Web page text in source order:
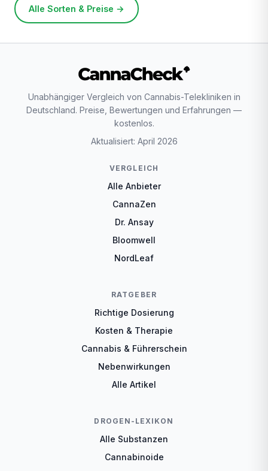
Alle Sorten & Preise →
Unabhängiger Vergleich von Cannabis-Telekliniken in
Deutschland. Preise, Bewertungen und Erfahrungen —
kostenlos.
Aktualisiert: April 2026
VERGLEICH
Alle Anbieter
CannaZen
Dr. Ansay
Bloomwell
NordLeaf
RATGEBER
Richtige Dosierung
Kosten & Therapie
Cannabis & Führerschein
Nebenwirkungen
Alle Artikel
DROGEN-LEXIKON
Alle Substanzen
Cannabinoide